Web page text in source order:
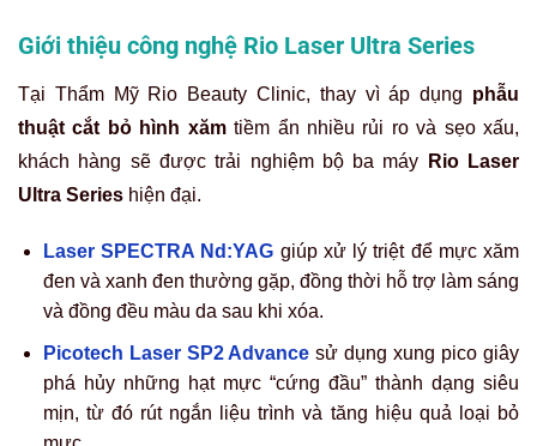
Giới thiệu công nghệ Rio Laser Ultra Series
Tại Thẩm Mỹ Rio Beauty Clinic, thay vì áp dụng phẫu
thuật cắt bỏ hình xămtiềm ẩn nhiều rủi ro và sẹo xấu,
khách hàng sẽ được trải nghiệm bộ ba máy
Rio Laser
Ultra Series hiện đại.
Laser SPECTRA Nd:YAG giúp xử lý triệt để mực xăm
đen và xanh đen thường gặp, đồng thời hỗ trợ làm sáng
và đồng đều màu da sau khi xóa.
Picotech Laser SP2 Advance sử dụng xung pico giây
phá hủy những hạt mực “cứng đầu” thành dạng siêu
mịn, từ đó rút ngắn liệu trình và tăng hiệu quả loại bỏ